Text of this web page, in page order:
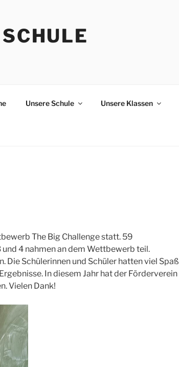
Unsere Schule Unsere Klassen
The Big Challenge statt. 59
4 nahmen an dem Wettbewerb teil.
Die Schülerinnen und Schüler hatten viel Spaß
In diesem Jahr hat der Förderverein
Vielen Dank!